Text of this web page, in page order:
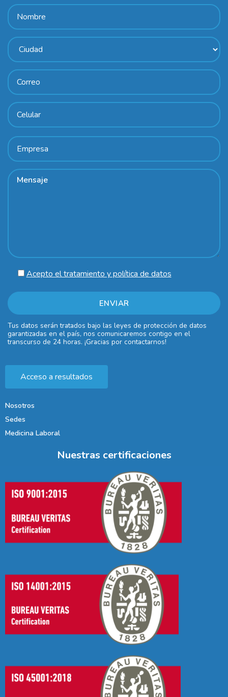
Acepto el tratamiento y política de datos
Tus datos serán tratados bajo las leyes de protección de datos
garantizadas en el país, nos comunicaremos contigo en el
transcurso de 24 horas. ¡Gracias por contactarnos!
Acceso a resultados
Nosotros
Sedes
Medicina Laboral
Nuestras certificaciones